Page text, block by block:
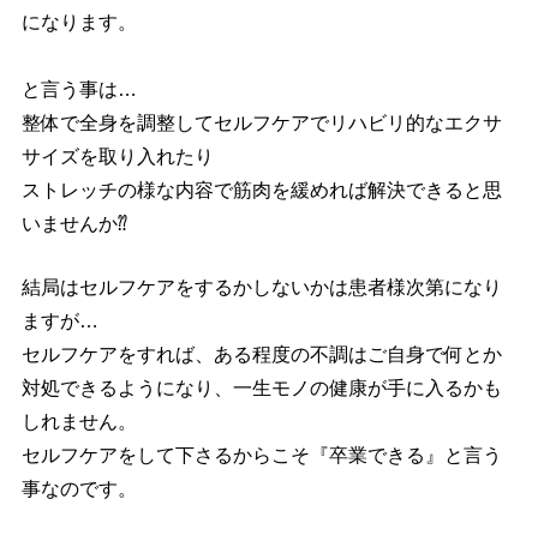
になります。
と言う事は…
整体で全身を調整してセルフケアでリハビリ的なエクサ
サイズを取り入れたり
ストレッチの様な内容で筋肉を緩めれば解決できると思
いませんか⁇
結局はセルフケアをするかしないかは患者様次第になり
ますが…
セルフケアをすれば、ある程度の不調はご自身で何とか
対処できるようになり、一生モノの健康が手に入るかも
しれません。
セルフケアをして下さるからこそ『卒業できる』と言う
事なのです。